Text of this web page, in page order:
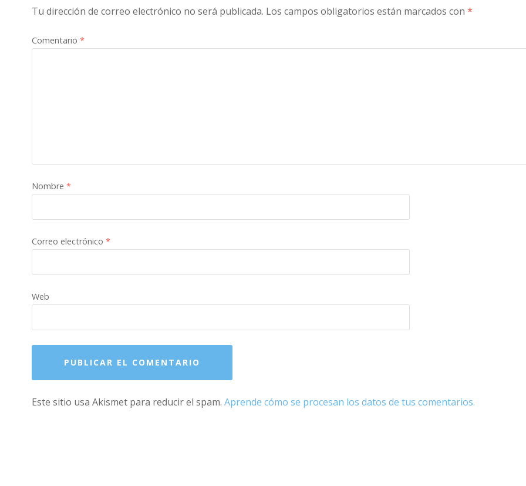
Tu dirección de correo electrónico no será publicada. Los campos obligatorios están marcados con *
Comentario *
Nombre *
Correo electrónico *
Web
Este sitio usa Akismet para reducir el spam. Aprende cómo se procesan los datos de tus comentarios.